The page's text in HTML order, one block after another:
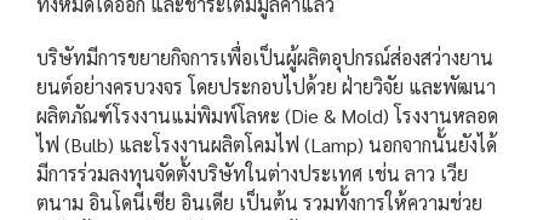
บริษัทมีการขยายกิจการเพื่อเป็นผู้ผลิตอุปกรณ์ส่องสว่างยาน
ยนต์อย่างครบวงจร โดยประกอบไปด้วย ฝ่ายวิจัย และพัฒนา
ผลิตภัณฑ์โรงงานแม่พิมพ์โลหะ (Die & Mold) โรงงานหลอด
ไฟ (Bulb) และโรงงานผลิตโคมไฟ (Lamp) นอกจากนั้นยังได้
มีการร่วมลงทุนจัดตั้งบริษัทในต่างประเทศ เช่น ลาว เวีย
ตนาม อินโดนีเซีย อินเดีย เป็นต้น รวมทั้งการให้ความช่วย